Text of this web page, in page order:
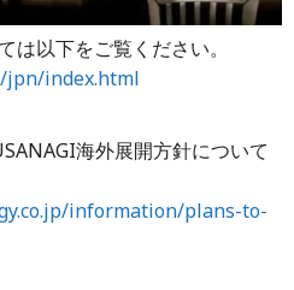
は以下をご覧ください。
jpn/index.html
海外展開方針について
information/plans-to-